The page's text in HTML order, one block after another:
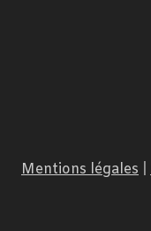
Mentions légales